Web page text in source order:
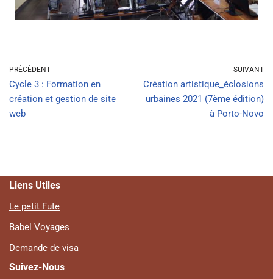
PRÉCÉDENT
Cycle 3 : Formation en
création et gestion de site
web
SUIVANT
Création artistique_éclosions
urbaines 2021 (7ème édition)
à Porto-Novo
Liens Utiles
Le petit Fute
Babel Voyages
Demande de visa
Suivez-Nous